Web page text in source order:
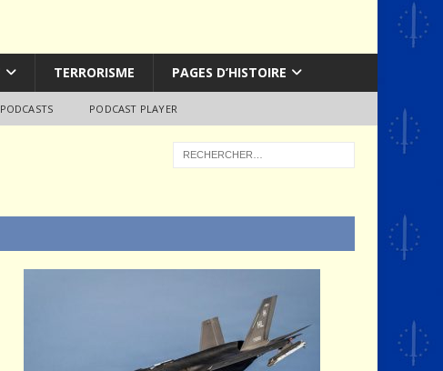
TERRORISME PAGES D’HISTOIRE
PODCASTS PODCAST PLAYER